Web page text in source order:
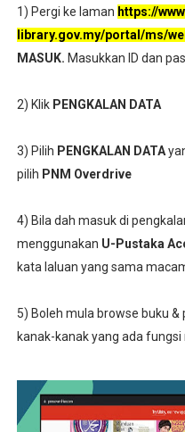
1) Pergi ke laman https://
library.gov.my/portal/ms/
MASUK. Masukkan ID dan
2) Klik PENGKALAN DATA
3) Pilih PENGKALAN DATA
pilih PNM Overdrive
4) Bila dah masuk di
menggunakan U-Pustaka
kata laluan yang sama
5) Boleh mula browse buku &
kanak-kanak yang ada